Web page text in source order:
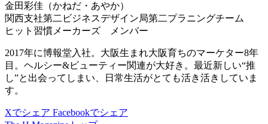
金田彩佳（かねだ・あやか）
関西支社第二ビジネスデザイン局第二プラニングチーム
ヒット習慣メーカーズ メンバー
2017年に博報堂入社。大阪生まれ大阪育ちのマーケター8年
目。ヘルシー&ビューティー関連が大好き。最近新しい“推
し”と出会ってしまい、日常生活がとても活き活きしていま
す。
Xでシェア Facebookでシェア